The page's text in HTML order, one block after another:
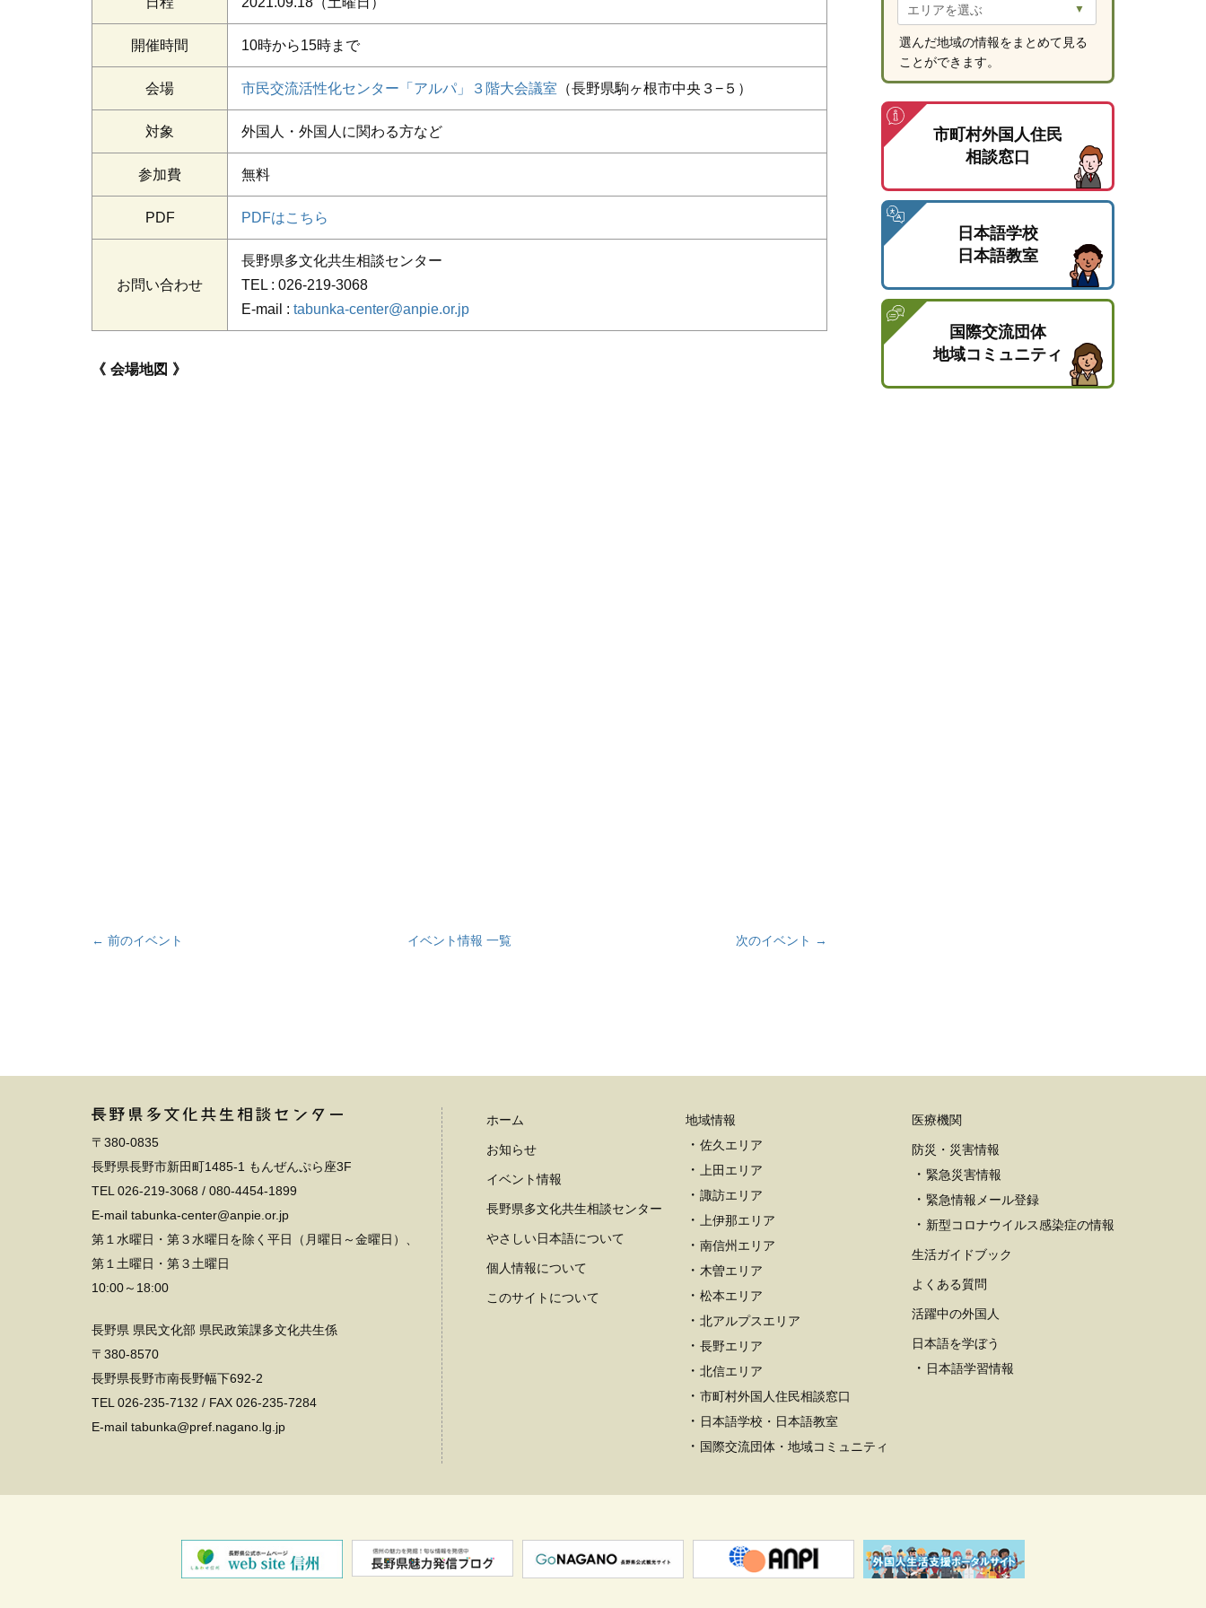
開催時間 10時から15時まで
会場 市民交流活性化センター「アルパ」３階大会議室 （長野県駒ヶ根市中央３−５）
対象 外国人・外国人に関わる方など
参加費 無料
PDF PDFはこちら
お問い合わせ
長野県多文化共生相談センター
TEL : 026-219-3068
E-mail : tabunka-center@anpie.or.jp
会場地図
← 前のイベント 次のイベント →
イベント情報 一覧
選んだ地域の情報をまとめて見る
ことができます。
市町村外国人住民
相談窓口
日本語学校
日本語教室
国際交流団体
地域コミュニティ
〒380-0835
長野県長野市新田町1485-1 もんぜんぷら座3F
TEL026-219-3068 / 080-4454-1899
E-mail tabunka-center@anpie.or.jp
第１水曜日・第３水曜日を除く平日（月曜日～金曜日）、
第１土曜日・第３土曜日
10:00～18:00
長野県 県民文化部 県民政策課多文化共生係
〒380-8570
長野県長野市南長野幅下692-2
TEL026-235-7132 / FAX 026-235-7284
E-mail tabunka@pref.nagano.lg.jp
ホーム
お知らせ
イベント情報
長野県多文化共生相談センター
やさしい日本語について
個人情報について
このサイトについて
地域情報
佐久エリア
上田エリア
諏訪エリア
上伊那エリア
南信州エリア
木曽エリア
松本エリア
北アルプスエリア
長野エリア
北信エリア
市町村外国人住民相談窓口
日本語学校・日本語教室
国際交流団体・地域コミュニティ
医療機関
防災・災害情報
緊急災害情報
緊急情報メール登録
新型コロナウイルス感染症の情報
生活ガイドブック
よくある質問
活躍中の外国人
日本語を学ぼう
日本語学習情報